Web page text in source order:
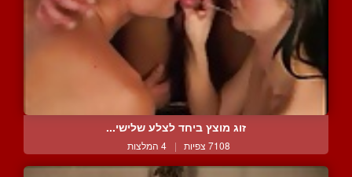
זוג מוצץ ביחד לצלע שלישי...
7108 צפיות | 4 המלצות